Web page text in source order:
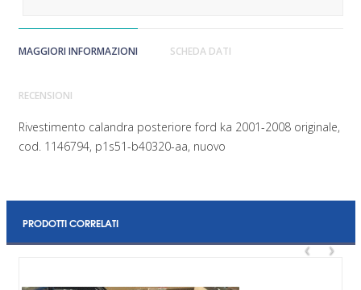
MAGGIORI INFORMAZIONI SCHEDA DATI
RECENSIONI
Rivestimento calandra posteriore ford ka 2001-2008 originale,
cod. 1146794, p1s51-b40320-aa, nuovo
PRODOTTI CORRELATI
‹ ›